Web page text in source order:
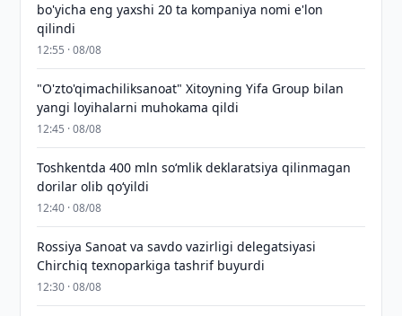
bo'yicha eng yaxshi 20 ta kompaniya nomi e'lon
qilindi
12:55 · 08/08
"O'zto'qimachiliksanoat" Xitoyning Yifa Group bilan
yangi loyihalarni muhokama qildi
12:45 · 08/08
Toshkentda 400 mln so‘mlik deklaratsiya qilinmagan
dorilar olib qo‘yildi
12:40 · 08/08
Rossiya Sanoat va savdo vazirligi delegatsiyasi
Chirchiq texnoparkiga tashrif buyurdi
12:30 · 08/08